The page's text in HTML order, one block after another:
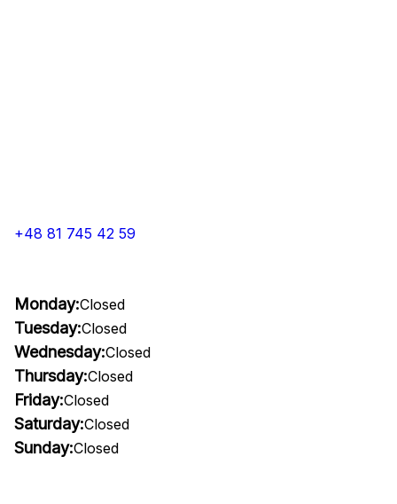
+48 81 745 42 59
Monday:Closed
Tuesday:Closed
Wednesday:Closed
Thursday:Closed
Friday:Closed
Saturday:Closed
Sunday:Closed